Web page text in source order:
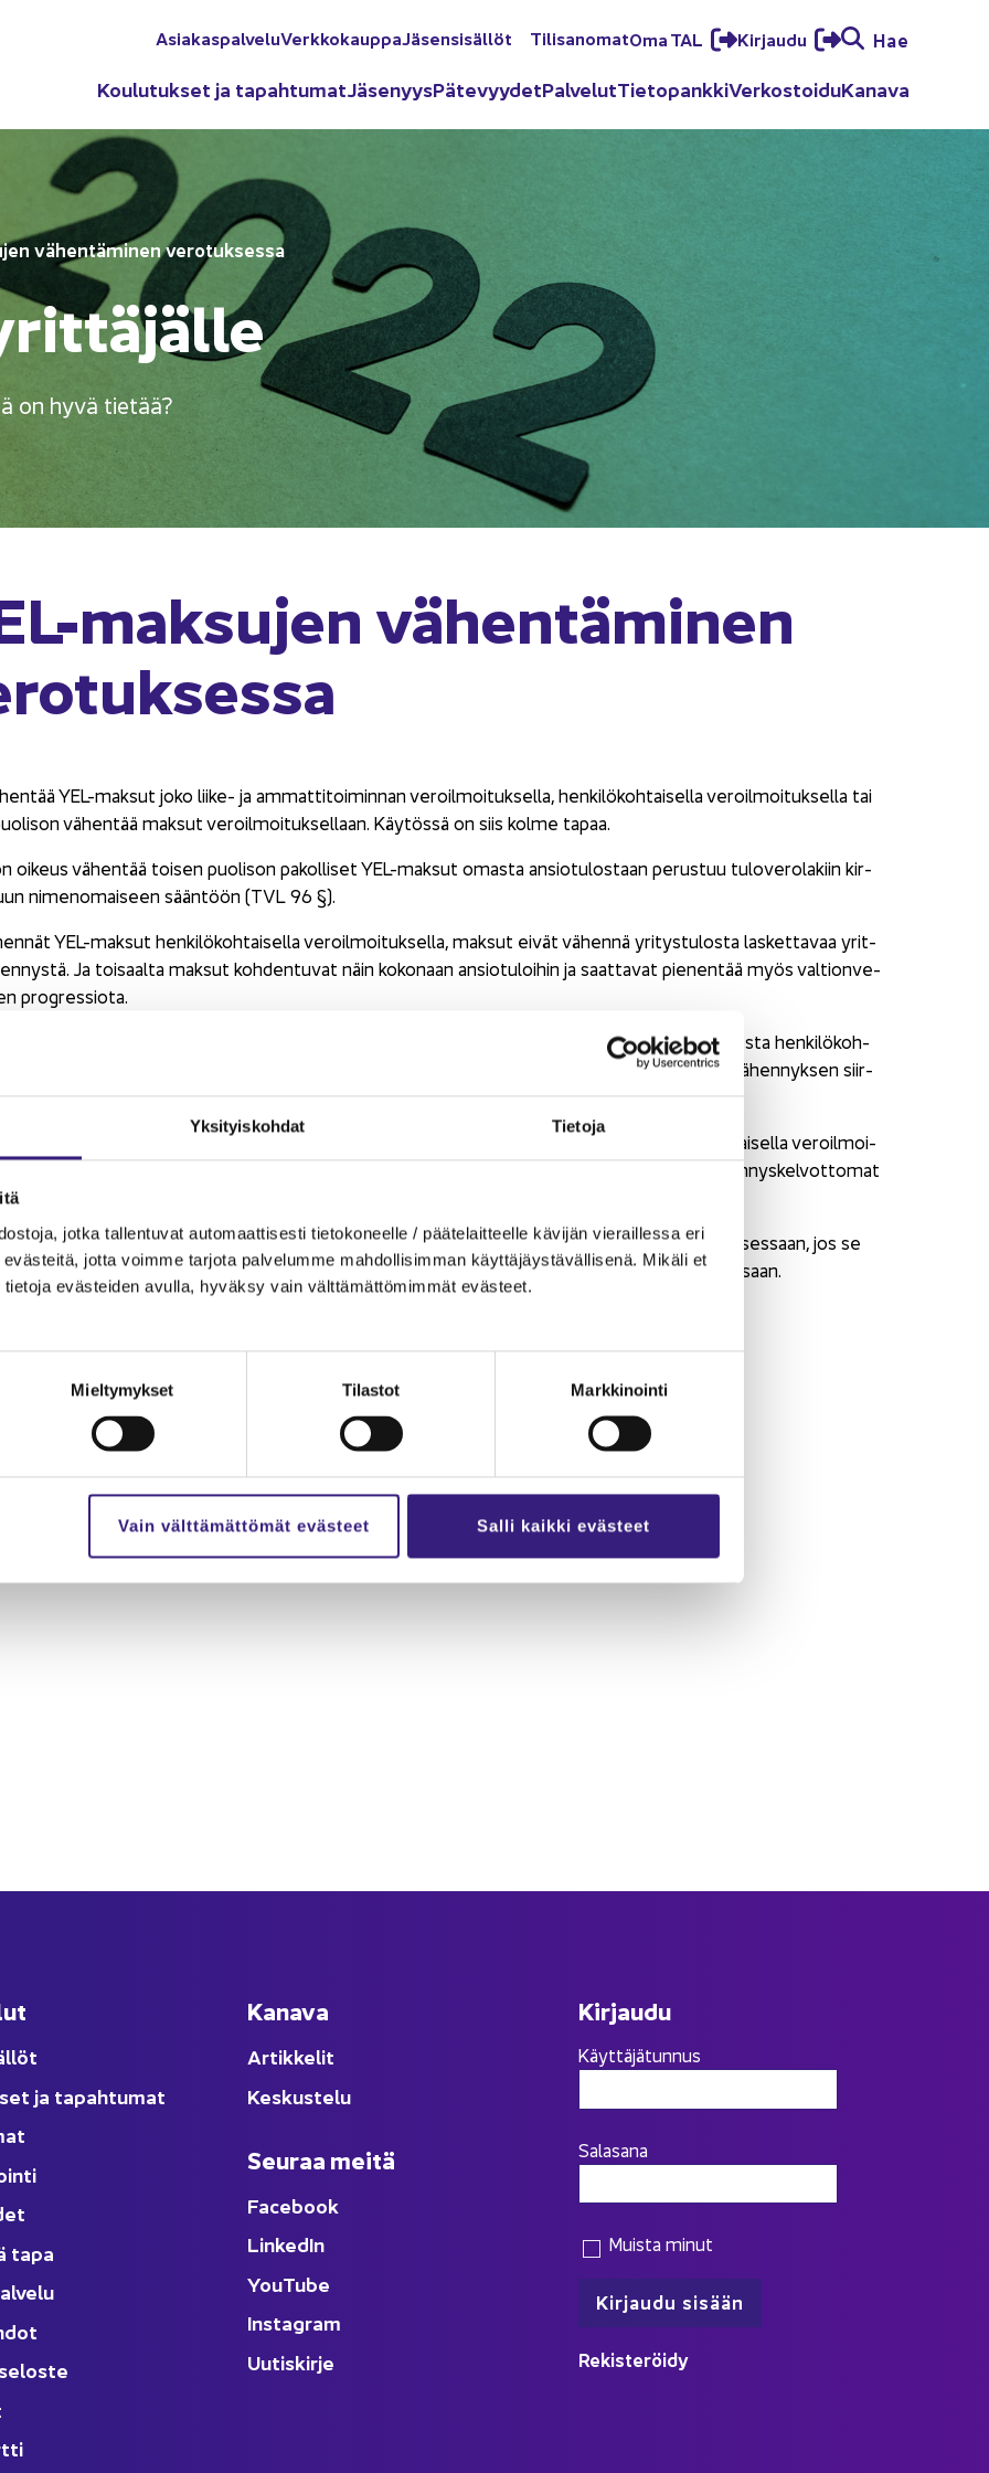
Yk­si­tyis­koh­dat Tie­to­ja
jotka tal­len­tu­vat au­to­maat­ti­ses­ti tie­to­ko­neel­le / pää­te­lait­teel­le kä­vi­jän vie­rail­les­sa eri
jotta voim­me tar­jo­ta pal­ve­lum­me mah­dol­li­sim­man käyt­tä­jäys­tä­väl­li­se­nä. Mi­kä­li et
eväs­tei­den avul­la, hy­väk­sy vain vält­tä­mät­tö­mim­mät eväs­teet.
Mieltymykset Tilastot Markkinointi
Vain välttämättömät evästeet Salli kaikki evästeet
Asia­kas­pal­ve­luVerk­ko­kaup­paJä­sen­si­säl­löt Ti­li­sa­no­matOma TAL Kir­jau­du Hae
Kou­lu­tuk­set ja ta­pah­tu­matJä­se­nyysPä­te­vyy­detPal­ve­lutTie­to­pank­kiVer­kos­toi­duKa­na­va
vä­hen­tä­mi­nen ve­ro­tuk­ses­sa
on hyvä tie­tää?
​maksujen vä­hen­tä­mi­nen
YEL-​maksut joko liike-​ ja am­mat­ti­toi­min­nan ve­roil­moi­tuk­sel­la, hen­ki­lö­koh­tai­sel­la ve­roil­moi­tuk­sel­la tai
vä­hen­tää mak­sut ve­roil­moi­tuk­sel­laan. Käy­tös­sä on siis kolme tapaa.
oi­keus vä­hen­tää toi­sen puo­li­son pa­kol­li­set YEL-​maksut omas­ta an­sio­tu­los­taan pe­rus­tuu tu­lo­ve­ro­la­kiin kir­
ni­men­omai­seen sään­töön (TVL 96 §).
YEL-​maksut hen­ki­lö­koh­tai­sel­la ve­roil­moi­tuk­sel­la, mak­sut eivät vä­hen­nä yri­tys­tu­los­ta las­ket­ta­vaa yrit­
Ja toi­saal­ta mak­sut koh­den­tu­vat näin ko­ko­naan an­sio­tu­loi­hin ja saat­ta­vat pie­nen­tää myös val­tion­ve­
progres­sio­ta.
siis miet­tiä, vä­hen­nät­kö mak­sut liike-​ ja am­mat­ti­toi­min­nan ve­roil­moi­tuk­sel­la vai an­sio­tu­los­ta hen­ki­lö­koh­
ve­roil­moi­tuk­sel­la. Ja mi­kä­li puo­li­son an­sio­tu­lot ovat kor­keam­mat, täl­löin kan­nat­taa har­ki­ta vä­hen­nyk­sen siir­
puo­li­sol­le.
​maksut ovat kir­jat­tu liike-​ ja am­mat­ti­toi­min­nan me­noik­si ja ha­luat vä­hen­tää ne hen­ki­lö­koh­tai­sel­la ve­roil­moi­
mer­kit­se mak­sut täl­löin liike-​ ja am­mat­ti­toi­min­nan ve­roil­moi­tuk­ses­sa koh­taan ”Muut vä­hen­nys­kel­vot­to­mat
yri­tys­toi­min­taa vaik­ka­pa osa­keyh­tiö­muo­dos­sa, niin yhtiö voi vä­hen­tää mak­sut ve­ro­tuk­ses­saan, jos se
Ja mi­kä­li yhtiö on mak­sa­nut YEL-​maksut vain se voi myös vä­hen­tää ne ve­ro­tuk­ses­saan.
ja ta­pah­tu­mat
tapa
Ka­na­va
Ar­tik­ke­lit
Kes­kus­te­lu
Seu­raa meitä
Face­book
Lin­ke­dIn
YouTube
Ins­ta­gram
Uu­tis­kir­je
Kir­jau­du
Käyttäjätunnus
Salasana
Muista minut
Re­kis­te­röi­dy